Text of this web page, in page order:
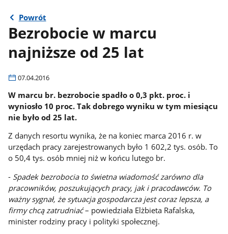
Powrót
Bezrobocie w marcu
najniższe od 25 lat
07.04.2016
W marcu br. bezrobocie spadło o 0,3 pkt. proc. i
wyniosło 10 proc. Tak dobrego wyniku w tym miesiącu
nie było od 25 lat.
Z danych resortu wynika, że na koniec marca 2016 r. w
urzędach pracy zarejestrowanych było 1 602,2 tys. osób. To
o 50,4 tys. osób mniej niż w końcu lutego br.
- Spadek bezrobocia to świetna wiadomość zarówno dla
pracowników, poszukujących pracy, jak i pracodawców. To
ważny sygnał, że sytuacja gospodarcza jest coraz lepsza, a
firmy chcą zatrudniać– powiedziała Elżbieta Rafalska,
minister rodziny pracy i polityki społecznej.